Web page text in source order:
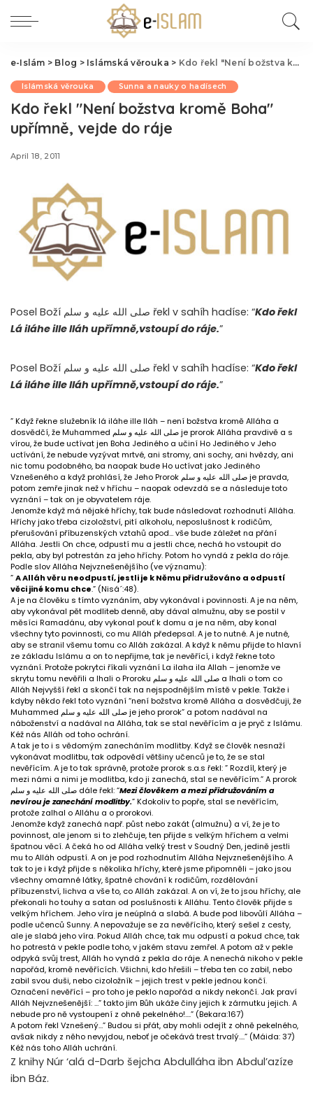
e-Islám > Blog > Islámská věrouka > Kdo řekl "Není božstva kromě Boha" upřímně, vejde do ráje
Islámská věrouka Sunna a nauky o hadísech
Kdo řekl "Není božstva kromě Boha"
upřímně, vejde do ráje
April 18, 2011
Posel Boží صلى الله عليه و سلم řekl v sahíh hadíse: “Kdo řekl
Lá iláhe ille lláh upřímně,vstoupí do ráje.”
Posel Boží صلى الله عليه و سلم řekl v sahíh hadíse: “Kdo řekl
Lá iláhe ille lláh upřímně,vstoupí do ráje.”
” Když řekne služebník lá iláhe ille lláh – není božstva kromě Alláha a
dosvědčí, že Muhammed صلى الله عليه و سلم je prorok Alláha pravdivě a s
vírou, že bude uctívat jen Boha Jediného a učiní Ho Jediného v Jeho
uctívání, že nebude vyzývat mrtvé, ani stromy, ani sochy, ani hvězdy, ani
nic tomu podobného, ba naopak bude Ho uctívat jako Jediného
Vznešeného a když prohlásí, že Jeho Prorok صلى الله عليه و سلم je pravda,
potom zemře jinak než v hříchu – naopak odevzdá se a následuje toto
vyznání – tak on je obyvatelem ráje.
Jenomže když má nějaké hříchy, tak bude následovat rozhodnutí Alláha.
Hříchy jako třeba cizoložství, pití alkoholu, neposlušnost k rodičům,
přerušování příbuzenských vztahů apod… vše bude záležet na přání
Alláha. Jestli On chce, odpustí mu a jestli chce, nechá ho vstoupit do
pekla, aby byl potrestán za jeho hříchy. Potom ho vyndá z pekla do ráje.
Podle slov Alláha Nejvznešenějšího (ve významu):
”A Alláh věru neodpustí, jestli je k Němu přidružováno a odpustí
věci jiné komu chce.” (Nisá´:48).
A je na člověku s tímto vyznáním, aby vykonával i povinnosti. A je na něm,
aby vykonával pět modliteb denně, aby dával almužnu, aby se postil v
měsíci Ramadánu, aby vykonal pouť k domu a je na něm, aby konal
všechny tyto povinnosti, co mu Alláh předepsal. A je to nutné. A je nutné,
aby se stranil všemu tomu co Alláh zakázal. A když k němu přijde to hlavní
ze základu Islámu a on to nepřijme, tak je nevěřící, i když řekne toto
vyznání. Protože pokrytci říkali vyznání La ilaha ila Allah – jenomže ve
skrytu tomu nevěřili a lhali o Proroku صلى الله عليه و سلم a lhali o tom co
Alláh Nejvyšší řekl a skončí tak na nejspodnějším místě v pekle. Takže i
kdyby někdo řekl toto vyznání “není božstva kromě Alláha a dosvědčuji, že
Muhammed صلى الله عليه و سلم je jeho prorok” a potom nadával na
náboženství a nadával na Alláha, tak se stal nevěřícím a je pryč z Islámu.
Kéž nás Alláh od toho ochrání.
A tak je to i s vědomým zanecháním modlitby. Když se člověk nesnaží
vykonávat modlitbu, tak odpovědí většiny učenců je to, že se stal
nevěřícím. A je to tak správně, protože prorok s.a.s řekl: ” Rozdíl, který je
mezi námi a nimi je modlitba, kdo ji zanechá, stal se nevěřícím.” A prorok
صلى الله عليه و سلم dále řekl: “Mezi člověkem a mezi přidružováním a
nevírou je zanechání modlitby.” Kdokoliv to popře, stal se nevěřícím,
protože zalhal o Alláhu a o prorokovi.
Jenomže když zanechá např. půst nebo zakát (almužnu) a ví, že je to
povinnost, ale jenom si to zlehčuje, ten přijde s velkým hříchem a velmi
špatnou věcí. A čeká ho od Alláha velký trest v Soudný Den, jedině jestli
mu to Alláh odpustí. A on je pod rozhodnutím Alláha Nejvznešenějšího. A
tak to je i když přijde s několika hříchy, které jsme připomněli – jako jsou
všechny omamné látky, špatné chování k rodičům, rozdělování
příbuzenství, lichva a vše to, co Alláh zakázal. A on ví, že to jsou hříchy, ale
překonali ho touhy a satan od poslušnosti k Alláhu. Tento člověk přijde s
velkým hříchem. Jeho víra je neúplná a slabá. A bude pod libovůlí Alláha –
podle učenců Sunny. A nepovažuje se za nevěřícího, který sešel z cesty,
ale je slabá jeho víra. Pokud Alláh chce, tak mu odpustí a pokud chce, tak
ho potrestá v pekle podle toho, v jakém stavu zemřel. A potom až v pekle
odpyká svůj trest, Alláh ho vyndá z pekla do ráje. A nenechá nikoho v pekle
napořád, kromě nevěřících. Všichni, kdo hřešili – třeba ten co zabil, nebo
zabil svou duši, nebo cizoložník – jejich trest v pekle jednou končí.
Označení nevěřící – pro toho je peklo napořád a nikdy nekončí. Jak praví
Alláh Nejvznešenější: …” takto jim Bůh ukáže činy jejich k zármutku jejich. A
nebude pro ně vystoupení z ohně pekelného!….” (Bekara:167)
A potom řekl Vznešený…” Budou si přát, aby mohli odejít z ohně pekelného,
avšak nikdy z něho nevyjdou, neboť je očekává trest trvalý….” (Máida: 37)
Kéž nás toho Alláh uchrání.
Z knihy Núr ‘alá d-Darb šejcha Abdulláha ibn Abdul’azíze
ibn Báz.